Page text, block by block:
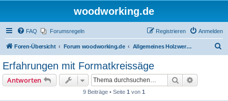
woodworking.de
FAQ Forumsregeln Anmelden
Registrieren
Foren-Übersicht Forum woodworking.de Allgemeines Holzwerkerforum - das laute Forum
Erfahrungen mit Formatkreissäge
Antworten Suche
9 Beiträge • Seite 1 von 1